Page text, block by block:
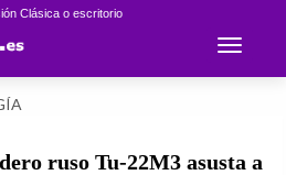
Clásica o escritorio
Toggle
ruso Tu-22M3 asusta a